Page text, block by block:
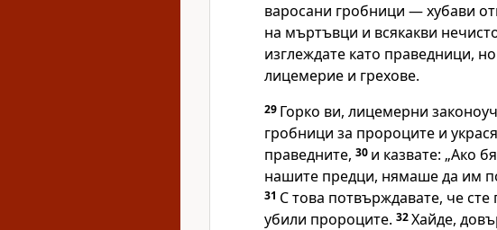
варосани гробници — хубави
на мъртъвци и всякакви
изглеждате като праведници,
лицемерие и грехове.
29 Горко ви, лицемерни
гробници за пророците и
праведните, 30 и казвате: „Ако
нашите предци, нямаше да им
31 С това потвърждавате, че
убили пророците. 32Хайде,